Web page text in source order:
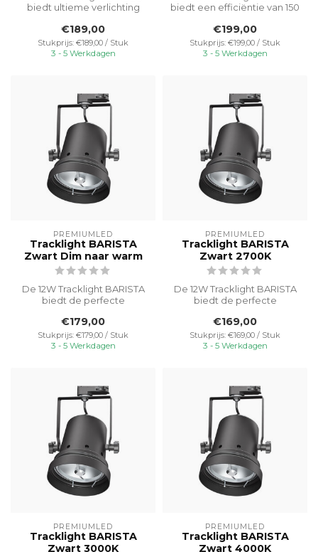
biedt ultieme verlichting
en ...
€189,00
Stukprijs: €189,00 / Stuk
3 - 5 Werkdagen
biedt een efficiëntie van 150
€199,00
Stukprijs: €199,00 / Stuk
3 - 5 Werkdagen
PREMIUMLED
Tracklight BARISTA
Zwart Dim naar warm
De 12W Tracklight BARISTA
biedt de perfecte
brasse...
€179,00
Stukprijs: €179,00 / Stuk
3 - 5 Werkdagen
PREMIUMLED
Tracklight BARISTA
Zwart 2700K
De 12W Tracklight BARISTA
biedt de perfecte
brasse...
€169,00
Stukprijs: €169,00 / Stuk
3 - 5 Werkdagen
PREMIUMLED
Tracklight BARISTA
Zwart 3000K
PREMIUMLED
Tracklight BARISTA
Zwart 4000K